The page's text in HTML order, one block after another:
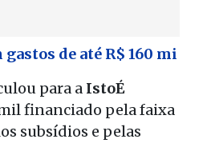
de até R$ 160 mi
para a IstoÉ
financiado pela faixa
subsídios e pelas